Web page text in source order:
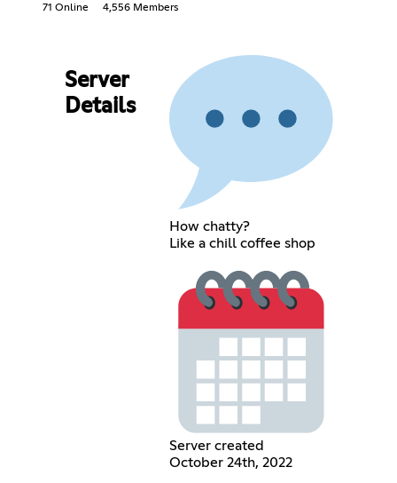
71 Online 4,556 Members
Server
Details
How chatty?
Like a chill coffee shop
Server created
October 24th, 2022